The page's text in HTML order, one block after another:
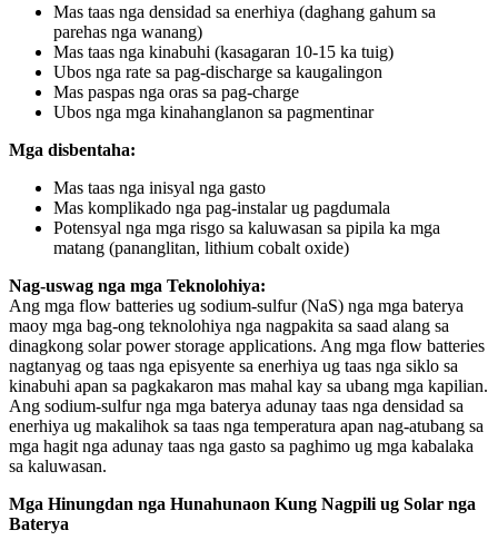
Mas taas nga densidad sa enerhiya (daghang gahum sa
parehas nga wanang)
Mas taas nga kinabuhi (kasagaran 10-15 ka tuig)
Ubos nga rate sa pag-discharge sa kaugalingon
Mas paspas nga oras sa pag-charge
Ubos nga mga kinahanglanon sa pagmentinar
Mga disbentaha:
Mas taas nga inisyal nga gasto
Mas komplikado nga pag-instalar ug pagdumala
Potensyal nga mga risgo sa kaluwasan sa pipila ka mga
matang (pananglitan, lithium cobalt oxide)
Nag-uswag nga mga Teknolohiya:
Ang mga flow batteries ug sodium-sulfur (NaS) nga mga baterya
maoy mga bag-ong teknolohiya nga nagpakita sa saad alang sa
dinagkong solar power storage applications. Ang mga flow batteries
nagtanyag og taas nga episyente sa enerhiya ug taas nga siklo sa
kinabuhi apan sa pagkakaron mas mahal kay sa ubang mga kapilian.
Ang sodium-sulfur nga mga baterya adunay taas nga densidad sa
enerhiya ug makalihok sa taas nga temperatura apan nag-atubang sa
mga hagit nga adunay taas nga gasto sa paghimo ug mga kabalaka
sa kaluwasan.
Mga Hinungdan nga Hunahunaon Kung Nagpili ug Solar nga
Baterya